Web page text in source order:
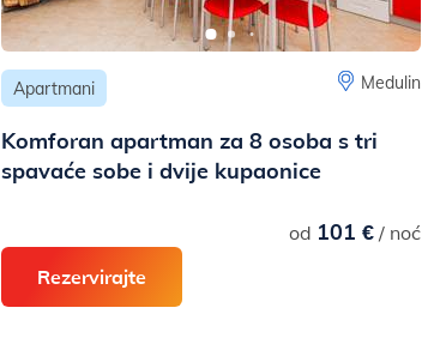
Apartmani Medulin
Komforan apartman za 8 osoba s tri
spavaće sobe i dvije kupaonice
od 101 €/ noć
Rezervirajte